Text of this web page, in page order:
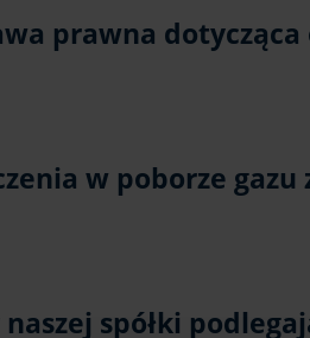
prawna
w poborze
spółki